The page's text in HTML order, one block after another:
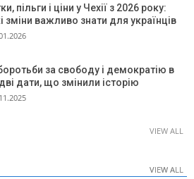
пільги і ціни у Чехії з 2026 року:
зміни важливо знати для українців
за свободу і демократію в
дати, що змінили історію
VIEW ALL
VIEW ALL
VIEW ALL